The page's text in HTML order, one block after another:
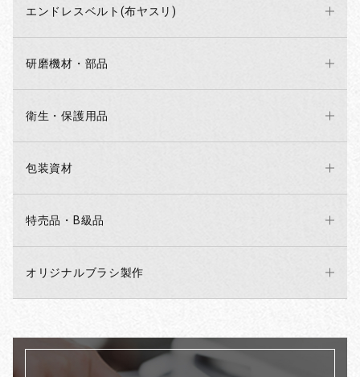
エンドレスベルト(布ヤスリ)
研磨機材・部品
衛生・保護用品
包装資材
特売品・B級品
オリジナルブラシ製作